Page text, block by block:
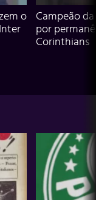
o
Campeão
por
Corinthians